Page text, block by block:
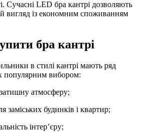
Сучасні LED бра кантрі дозволяють
вигляд із економним споживанням
бра кантрі
в стилі кантрі мають ряд
популярним вибором:
атмосферу;
заміських будинків і квартир;
інтер’єру;